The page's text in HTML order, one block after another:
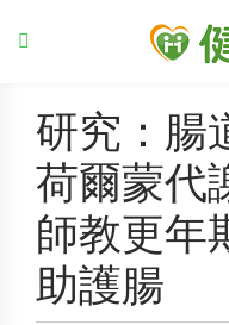
研究：腸
荷爾蒙
師教更年
助護腸